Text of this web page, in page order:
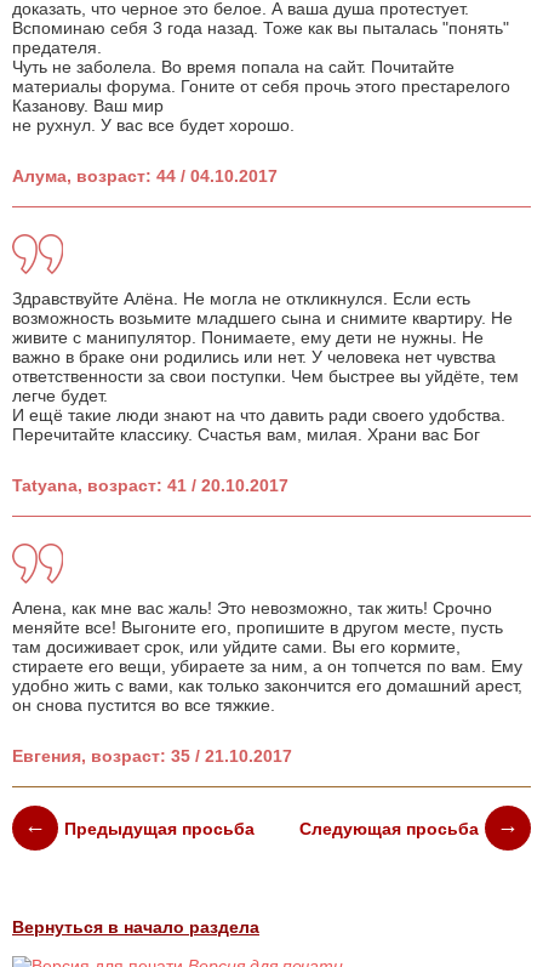
доказать, что черное это белое. А ваша душа протестует.
Вспоминаю себя 3 года назад. Тоже как вы пыталась "понять"
предателя.
Чуть не заболела. Во время попала на сайт. Почитайте
материалы форума. Гоните от себя прочь этого престарелого
Казанову. Ваш мир
не рухнул. У вас все будет хорошо.
Алума, возраст: 44 / 04.10.2017
Здравствуйте Алёна. Не могла не откликнулся. Если есть
возможность возьмите младшего сына и снимите квартиру. Не
живите с манипулятор. Понимаете, ему дети не нужны. Не
важно в браке они родились или нет. У человека нет чувства
ответственности за свои поступки. Чем быстрее вы уйдёте, тем
легче будет.
И ещё такие люди знают на что давить ради своего удобства.
Перечитайте классику. Счастья вам, милая. Храни вас Бог
Tatyana, возраст: 41 / 20.10.2017
Алена, как мне вас жаль! Это невозможно, так жить! Срочно
меняйте все! Выгоните его, пропишите в другом месте, пусть
там досиживает срок, или уйдите сами. Вы его кормите,
стираете его вещи, убираете за ним, а он топчется по вам. Ему
удобно жить с вами, как только закончится его домашний арест,
он снова пустится во все тяжкие.
Евгения, возраст: 35 / 21.10.2017
Предыдущая просьба Следующая просьба
Вернуться в начало раздела